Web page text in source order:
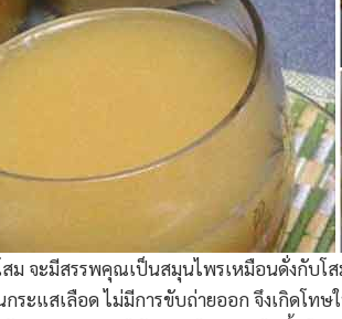
ม จะมีสรรพคุณเป็นสมุนไพรเหมือนดั่งกับโ
กระแสเลือด ไม่มีการขับถ่ายออก จึงเกิดโท